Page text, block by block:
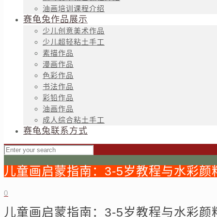
油画培训课程介绍
赛龟兔作品展示
少儿创意美术作品
少儿超轻粘土手工
素描作品
漫画作品
色彩作品
书法作品
彩铅作品
油画作品
成人综合粘土手工
赛龟兔联系方式
儿童画启蒙指南：3-5岁教程与水彩颜
0
儿童画启蒙指南：3-5岁教程与水彩颜